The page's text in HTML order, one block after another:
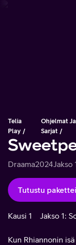
Telia
Play
Ohjelmat Ja
Sarjat
Draama2024Jakso
Tutustu
Kausi 1 Jakso 1:
Kun Rhiannonin